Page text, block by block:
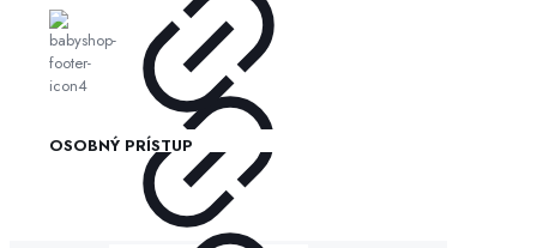
OSOBNÝ PRÍSTUP